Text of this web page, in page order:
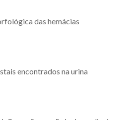
das hemácias
encontrados na urina